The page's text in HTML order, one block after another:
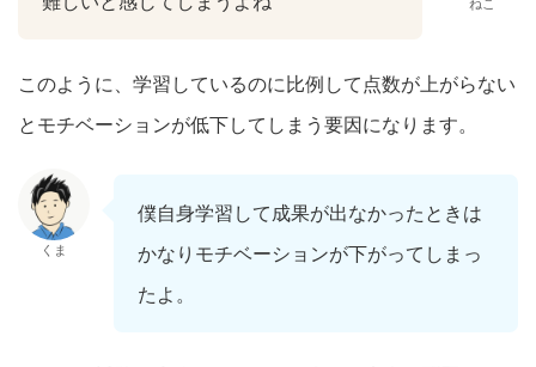
ねこ
このように、学習しているのに比例して点数が上がらない
とモチベーションが低下してしまう要因になります。
くま
僕自身学習して成果が出なかったときは
かなりモチベーションが下がってしまっ
たよ。